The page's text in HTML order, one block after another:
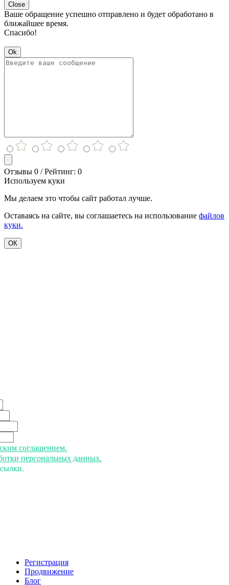
Close
Ваше обращение успешно отправлено и будет обработано в
ближайшее время.
Спасибо!
Ok
Отзывы 0 / Рейтинг: 0
Используем куки
Мы делаем это чтобы сайт работал лучше.
Оставаясь на сайте, вы соглашаетесь на использование файлов
куки.
ОК
соглашением.
персональных данных.
Регистрация
Продвижение
Блог